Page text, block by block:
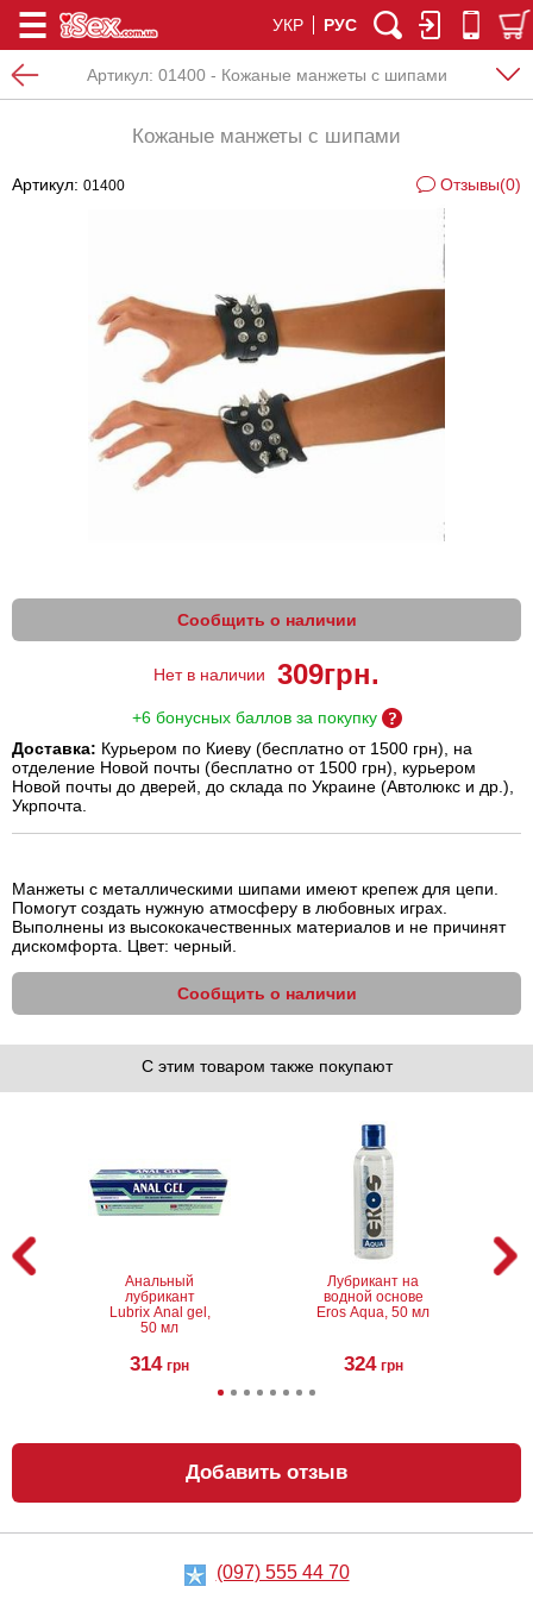
УКР РУС
Артикул: 01400 - Кожаные манжеты с шипами
Кожаные манжеты с шипами
Артикул: 01400 Отзывы(0)
Сообщить о наличии
Нет в наличии 309грн.
+6 бонусных баллов за покупку
Доставка: Курьером по Киеву (бесплатно от 1500 грн), на
отделение Новой почты (бесплатно от 1500 грн), курьером
Новой почты до дверей, до склада по Украине (Автолюкс и др.),
Укрпочта.
Манжеты с металлическими шипами имеют крепеж для цепи.
Помогут создать нужную атмосферу в любовных играх.
Выполнены из высококачественных материалов и не причинят
дискомфорта. Цвет: черный.
Сообщить о наличии
С этим товаром также покупают
Анальный
лубрикант
Lubrix Anal gel,
50 мл
314 грн
Лубрикант на
водной основе
Eros Aqua, 50 мл
324 грн
Анальный
лубрикант на
Металлическая
Добавить отзыв
(097) 555 44 70